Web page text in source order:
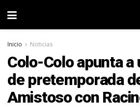
Inicio Noticias
Colo-Colo apunta a
de pretemporada
Amistoso con